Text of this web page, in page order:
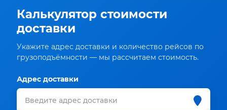
Калькулятор стоимости
доставки
Укажите адрес доставки и количество рейсов по
грузоподъёмности — мы рассчитаем стоимость.
Адрес доставки